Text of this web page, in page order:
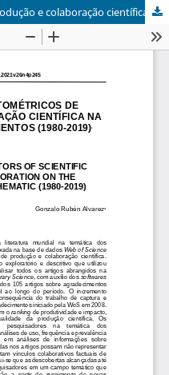
Indicadores cientométricos de produção e colaboração científica na temática agradecimentos (1980-2019)